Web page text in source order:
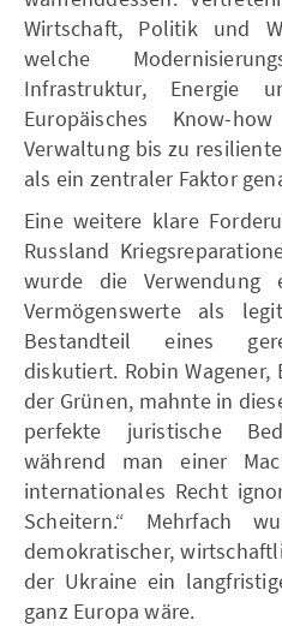
Wirtschaft, Politik und
welche
Infrastruktur, Energie
Europäisches Know-
Verwaltung bis zu
als ein zentraler Faktor
Eine weitere klare
Russland
wurde die Verwendung
Vermögenswerte als
Bestandteil eines
diskutiert. Robin
der Grünen, mahnte in
perfekte juristische
während man einer
internationales Recht
Scheitern.“ Mehrfach
demokratischer,
der Ukraine ein
ganz Europa wäre.